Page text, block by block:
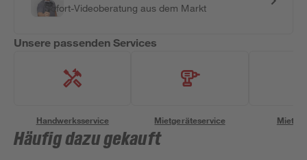
Sofort-Videoberatung aus dem Markt
Unsere passenden Services
Handwerksservice Mietgeräteservice
Häufig dazu gekauft